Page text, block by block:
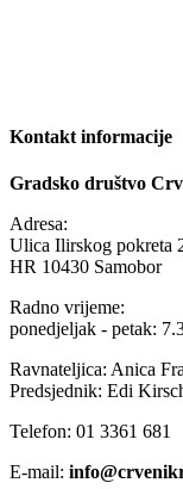
Kontakt informacije
Gradsko društvo
Adresa:
Ulica Ilirskog pokreta
HR 10430 Samobor
Radno vrijeme:
ponedjeljak - petak:
Ravnateljica: Anica
Predsjednik: Edi
Telefon: 01 3361 681
E-mail: